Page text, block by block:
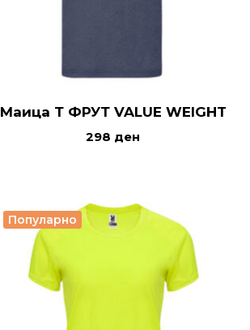
Маица Т ФРУТ VALUE WEIGHT
298 ден
Популарно